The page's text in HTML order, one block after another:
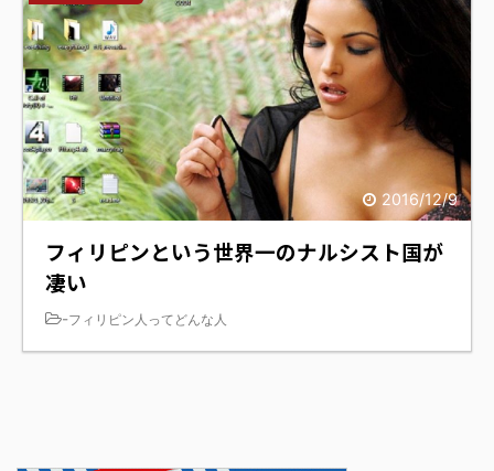
2016/12/9
フィリピンという世界一のナルシスト国が
凄い
-フィリピン人ってどんな人